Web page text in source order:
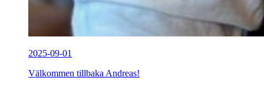
2025-09-01
Välkommen tillbaka Andreas!